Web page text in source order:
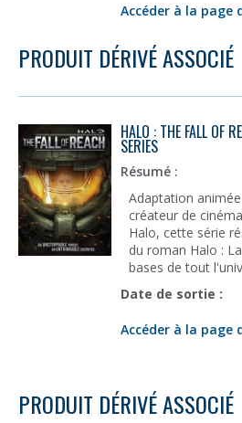
Accéder à la page
PRODUIT DÉRIVÉ ASSOCIÉ
HALO : THE FALL OF
SERIES
Résumé :
Adaptation
créateur de
Halo, cette série
du roman Halo :
bases de tout
Date de sortie :
Accéder à la page
PRODUIT DÉRIVÉ ASSOCIÉ